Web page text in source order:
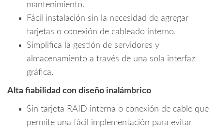
mantenimiento.
Fácil instalación sin la necesidad de agregar
tarjetas o conexión de cableado interno.
Simplifica la gestión de servidores y
almacenamiento a través de una sola interfaz
gráfica.
Alta fiabilidad con diseño inalámbrico
Sin tarjeta RAID interna o conexión de cable que
permite una fácil implementación para evitar